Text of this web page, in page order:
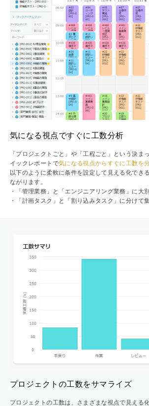
気になる視点ですぐに工数分析
「プロジェクトごと」や「工程ごと」という決ま
イックレポートで気になる視点からすぐに工数を
以下のように柔軟に条件を設定して見える化でき
ながります。
・「管理業務」と「エンジニアリング業務」に大
・「計画タスク」と「割り込みタスク」に分けて
プロジェクトの工数をサマライズ
プロジェクトの工数は、さまざまな視点で見える